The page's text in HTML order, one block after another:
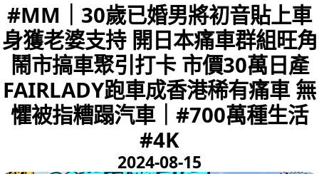
#MM｜30歲已婚男將初音貼上車
身獲老婆支持 開日本痛車群組旺角
鬧市搞車聚引打卡 市價30萬日產
FAIRLADY跑車成香港稀有痛車 無
懼被指糟蹋汽車｜#700萬種生活
#4K
2024-08-15